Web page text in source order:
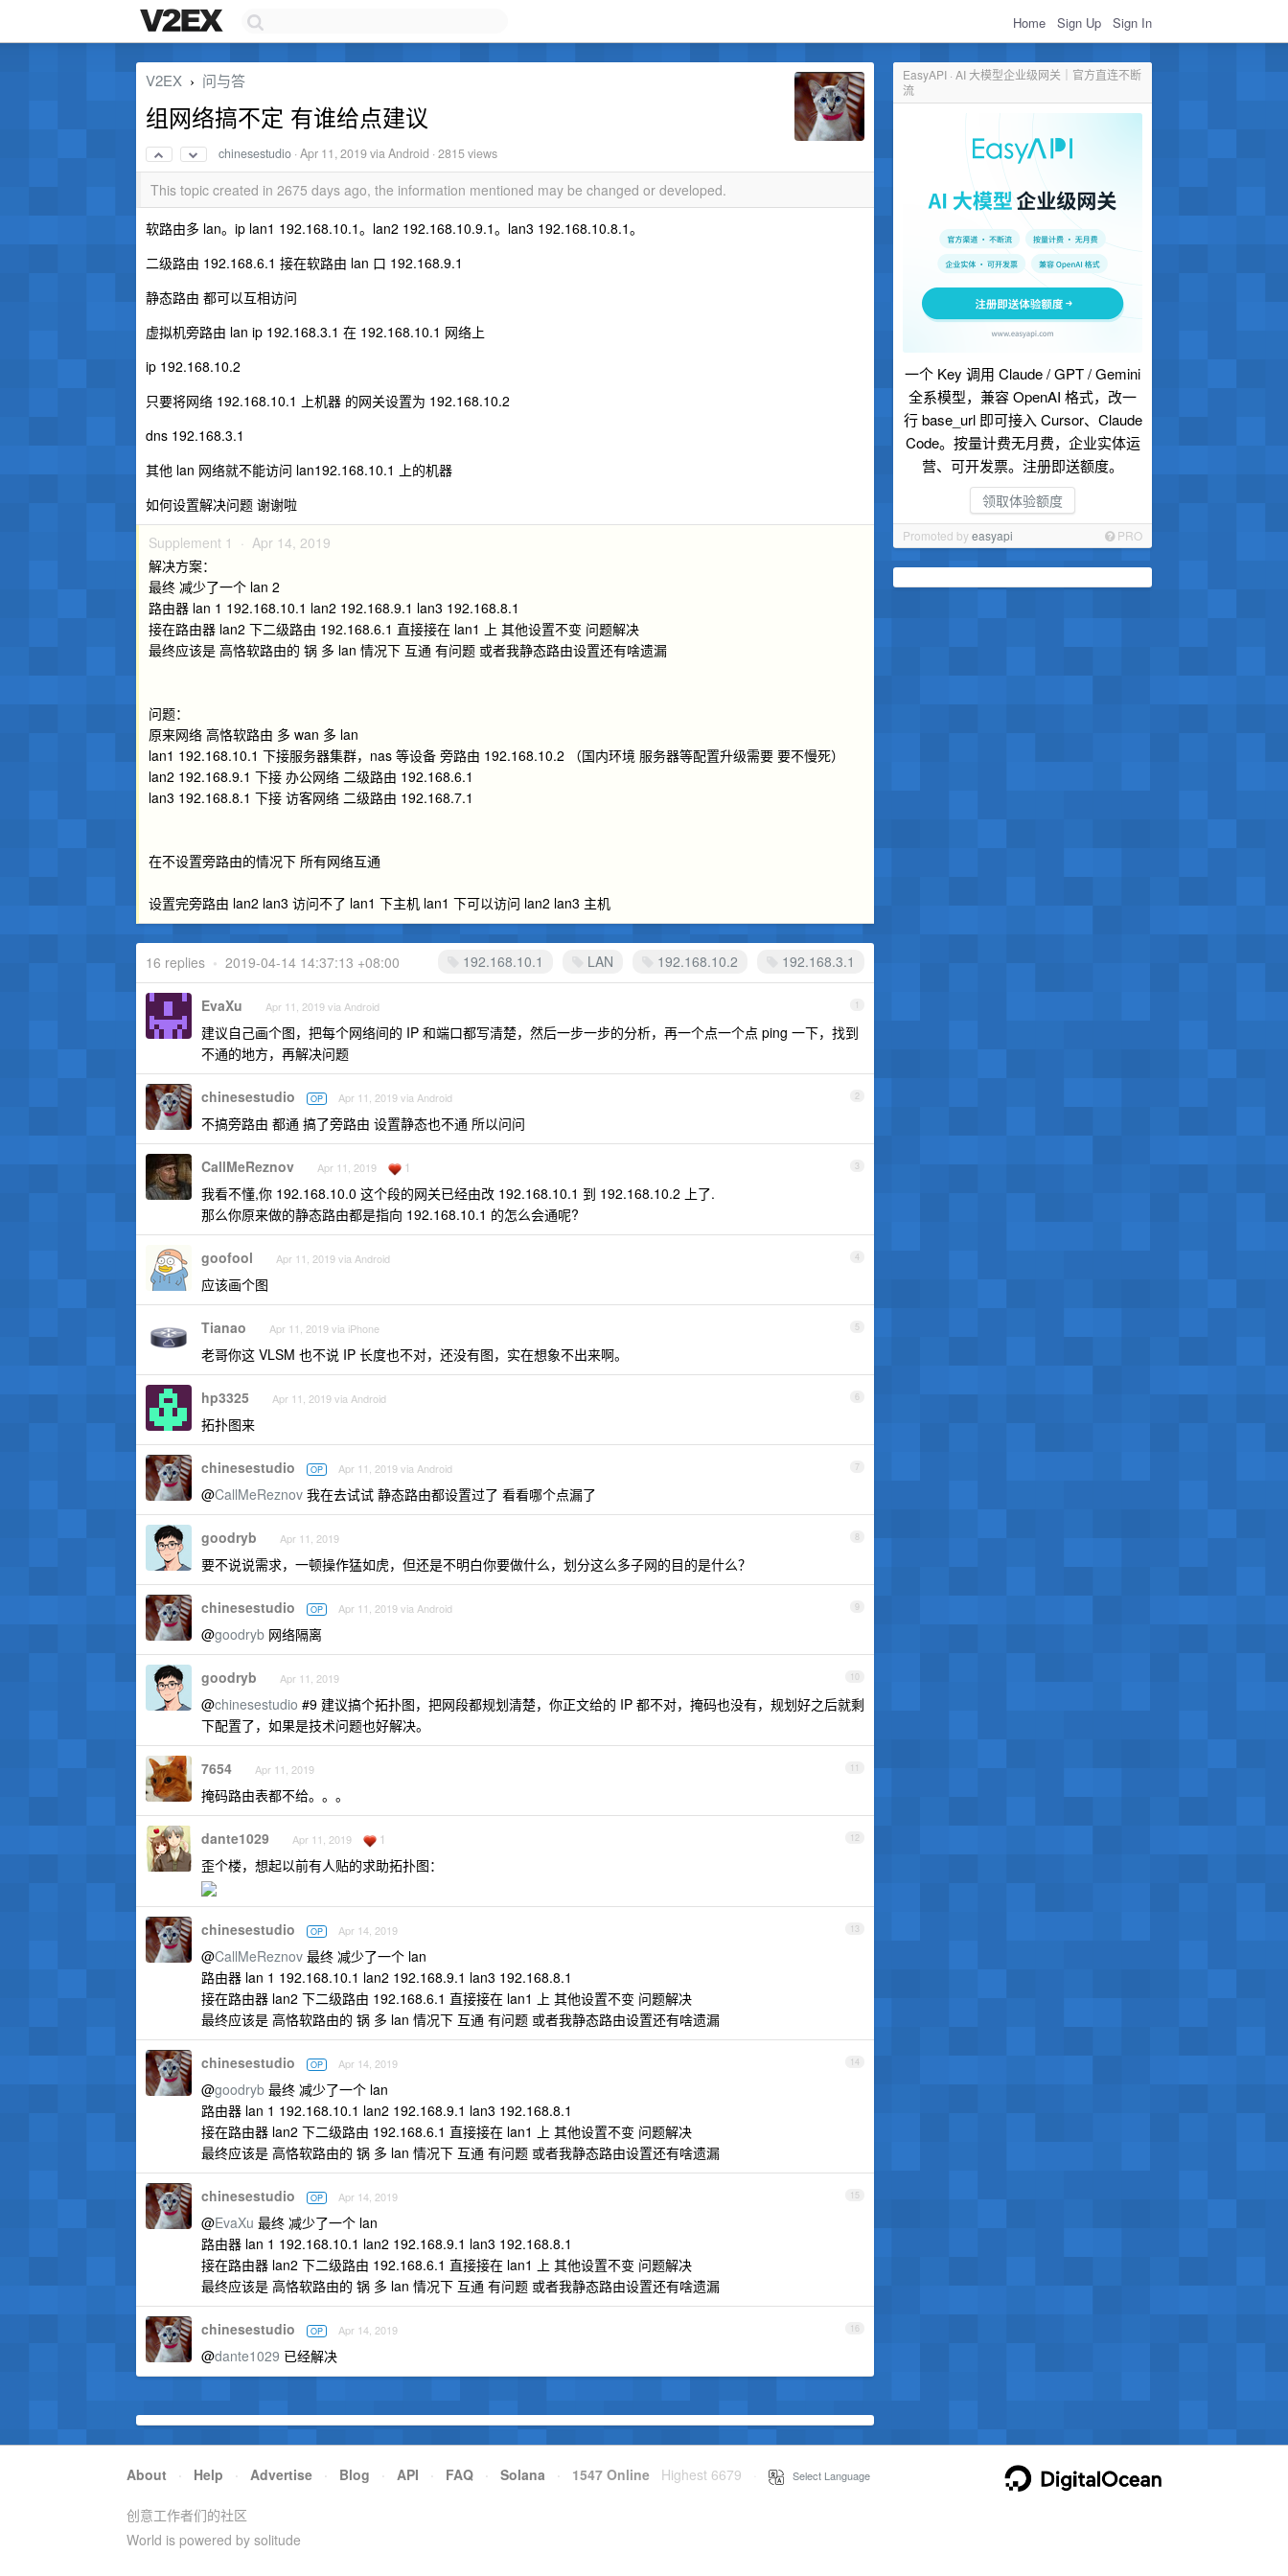
Home Sign Up Sign In
EasyAPI · AI 大模型企业级网关｜官方直连不断
流
一个 Key 调用 Claude / GPT / Gemini
全系模型，兼容 OpenAI 格式，改一
行 base_url 即可接入 Cursor、Claude
Code。按量计费无月费，企业实体运
营、可开发票。注册即送额度。
领取体验额度
Promoted byeasyapi PRO
V2EX › 问与答
组网络搞不定 有谁给点建议
chinesestudio ·Apr 11, 2019via Android · 2815 views
This topic created in 2675 days ago, the information mentioned may be changed or developed.
软路由多 lan。ip lan1 192.168.10.1。lan2 192.168.10.9.1。lan3 192.168.10.8.1。
二级路由 192.168.6.1 接在软路由 lan 口 192.168.9.1
静态路由 都可以互相访问
虚拟机旁路由 lan ip 192.168.3.1 在 192.168.10.1 网络上
ip 192.168.10.2
只要将网络 192.168.10.1 上机器 的网关设置为 192.168.10.2
dns 192.168.3.1
其他 lan 网络就不能访问 lan192.168.10.1 上的机器
如何设置解决问题 谢谢啦
Supplement 1 · Apr 14, 2019
解决方案：
最终 减少了一个 lan 2
路由器 lan 1 192.168.10.1 lan2 192.168.9.1 lan3 192.168.8.1
接在路由器 lan2 下二级路由 192.168.6.1 直接接在 lan1 上 其他设置不变 问题解决
最终应该是 高恪软路由的 锅 多 lan 情况下 互通 有问题 或者我静态路由设置还有啥遗漏
问题：
原来网络 高恪软路由 多 wan 多 lan
lan1 192.168.10.1 下接服务器集群，nas 等设备 旁路由 192.168.10.2 （国内环境 服务器等配置升级需要 要不慢死）
lan2 192.168.9.1 下接 办公网络 二级路由 192.168.6.1
lan3 192.168.8.1 下接 访客网络 二级路由 192.168.7.1
在不设置旁路由的情况下 所有网络互通
设置完旁路由 lan2 lan3 访问不了 lan1 下主机 lan1 下可以访问 lan2 lan3 主机
192.168.10.1 LAN 192.168.10.2 192.168.3.1
16 replies • 2019-04-14 14:37:13 +08:00
1
EvaXu Apr 11, 2019 via Android
建议自己画个图，把每个网络间的 IP 和端口都写清楚，然后一步一步的分析，再一个点一个点 ping 一下，找到
不通的地方，再解决问题
2
chinesestudio OP Apr 11, 2019 via Android
不搞旁路由 都通 搞了旁路由 设置静态也不通 所以问问
3
CallMeReznov Apr 11, 2019 1
我看不懂,你 192.168.10.0 这个段的网关已经由改 192.168.10.1 到 192.168.10.2 上了.
那么你原来做的静态路由都是指向 192.168.10.1 的怎么会通呢?
4
goofool Apr 11, 2019 via Android
应该画个图
5
Tianao Apr 11, 2019 via iPhone
老哥你这 VLSM 也不说 IP 长度也不对，还没有图，实在想象不出来啊。
6
hp3325 Apr 11, 2019 via Android
拓扑图来
7
chinesestudio OP Apr 11, 2019 via Android
@CallMeReznov 我在去试试 静态路由都设置过了 看看哪个点漏了
8
goodryb Apr 11, 2019
要不说说需求，一顿操作猛如虎，但还是不明白你要做什么，划分这么多子网的目的是什么？
9
chinesestudio OP Apr 11, 2019 via Android
@goodryb 网络隔离
10
goodryb Apr 11, 2019
@chinesestudio #9 建议搞个拓扑图，把网段都规划清楚，你正文给的 IP 都不对，掩码也没有，规划好之后就剩
下配置了，如果是技术问题也好解决。
11
7654 Apr 11, 2019
掩码路由表都不给。。。
12
dante1029 Apr 11, 2019 1
歪个楼，想起以前有人贴的求助拓扑图：
13
chinesestudio OP Apr 14, 2019
@CallMeReznov 最终 减少了一个 lan
路由器 lan 1 192.168.10.1 lan2 192.168.9.1 lan3 192.168.8.1
接在路由器 lan2 下二级路由 192.168.6.1 直接接在 lan1 上 其他设置不变 问题解决
最终应该是 高恪软路由的 锅 多 lan 情况下 互通 有问题 或者我静态路由设置还有啥遗漏
14
chinesestudio OP Apr 14, 2019
@goodryb 最终 减少了一个 lan
路由器 lan 1 192.168.10.1 lan2 192.168.9.1 lan3 192.168.8.1
接在路由器 lan2 下二级路由 192.168.6.1 直接接在 lan1 上 其他设置不变 问题解决
最终应该是 高恪软路由的 锅 多 lan 情况下 互通 有问题 或者我静态路由设置还有啥遗漏
15
chinesestudio OP Apr 14, 2019
@EvaXu 最终 减少了一个 lan
路由器 lan 1 192.168.10.1 lan2 192.168.9.1 lan3 192.168.8.1
接在路由器 lan2 下二级路由 192.168.6.1 直接接在 lan1 上 其他设置不变 问题解决
最终应该是 高恪软路由的 锅 多 lan 情况下 互通 有问题 或者我静态路由设置还有啥遗漏
16
chinesestudio OP Apr 14, 2019
@dante1029 已经解决
About · Help · Advertise · Blog · API · FAQ · Solana · 1547 Online Highest 6679 Select Language
创意工作者们的社区
World is powered by solitude